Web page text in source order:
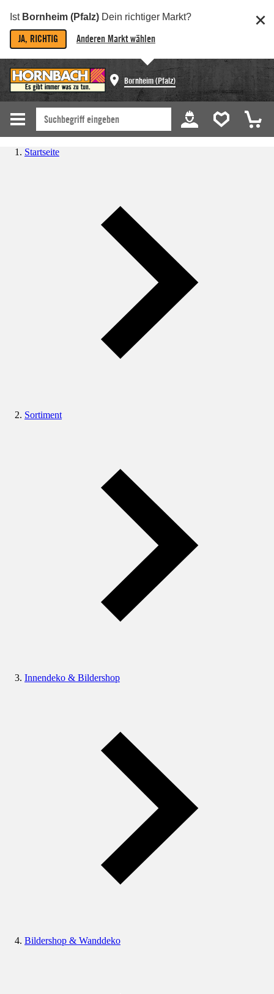
Ist Bornheim (Pfalz) Dein richtiger Markt?
JA, RICHTIG Anderen Markt wählen
Bornheim (Pfalz)
Startseite
Sortiment
Innendeko & Bildershop
Bildershop & Wanddeko